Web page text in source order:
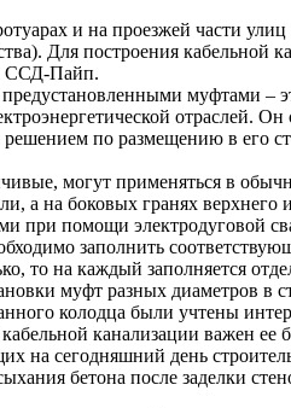
и на проезжей части
Для построения
ССД-Пайп.
муфтами –
отраслей.
по размещению в его
могут применяться в
а на боковых гранях
при помощи электродуговой
заполнить
то на каждый заполняется
муфт разных диаметров в
колодца были учтены
канализации важен
на сегодняшний день
бетона после заделки